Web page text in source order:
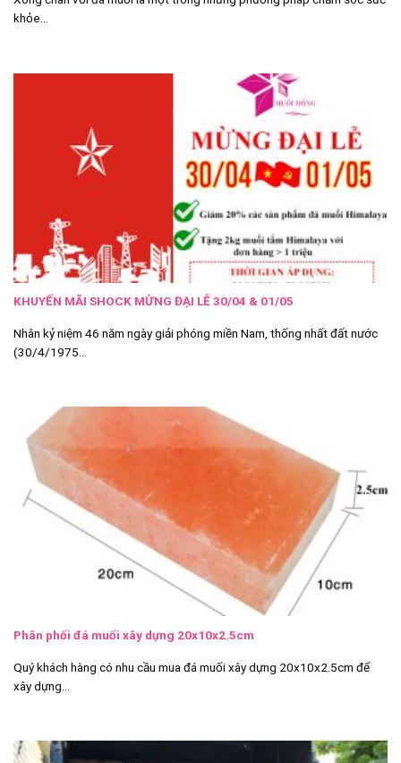
khỏe...
KHUYẾN MÃI SHOCK MỪNG ĐẠI LỄ 30/04 & 01/05
Nhân kỷ niệm 46 năm ngày giải phóng miền Nam, thống nhất đất nước
(30/4/1975...
Phân phối đá muối xây dựng 20x10x2.5cm
Quý khách hàng có nhu cầu mua đá muối xây dựng 20x10x2.5cm để
xây dựng...